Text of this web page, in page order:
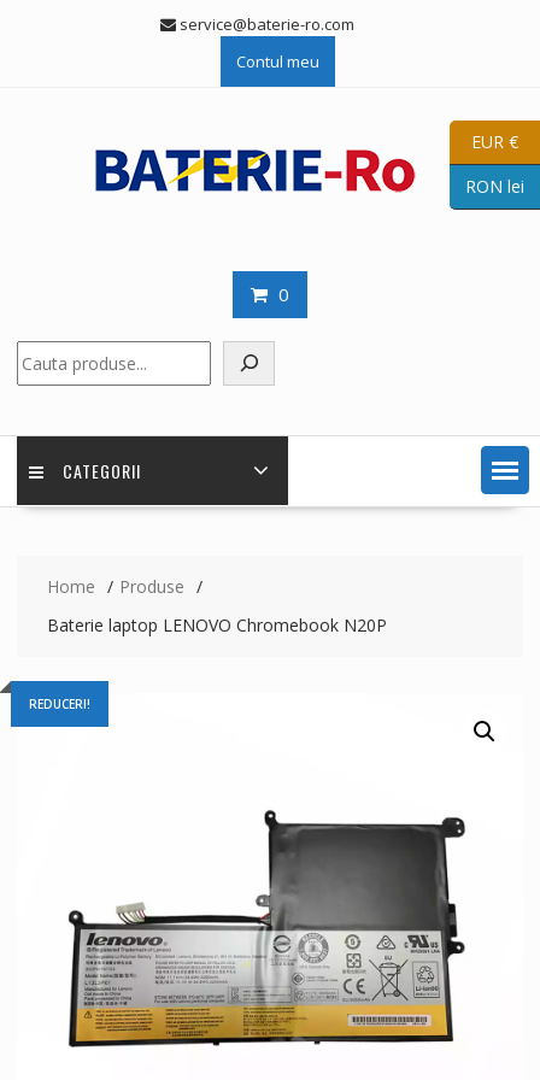
service@baterie-ro.com
Contul meu
0
CATEGORII
Home
Produse
Baterie laptop LENOVO Chromebook N20P
REDUCERI!
EUR €
RON lei